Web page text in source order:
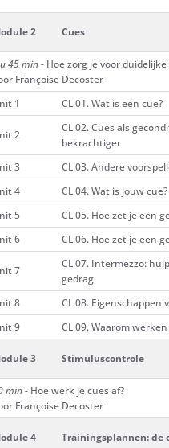
2 Cues
45 min - Hoe zorg je voor
Françoise Decoster
1
CL 01. Wat is een cue?
2
CL 02. Cues als
bekrachtiger
3
CL 03. Andere
4
CL 04. Wat is jouw cue?
5
CL 05. Hoe zet je een
6
CL 06. Hoe zet je een
7
CL 07. Intermezzo:
gedrag
8
CL 08. Eigenschappen
9
CL 09. Waarom
3 Stimuluscontrole
min - Hoe werk je cues af?
Françoise Decoster
4 Trainingsplannen: de